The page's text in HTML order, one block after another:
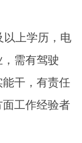
；